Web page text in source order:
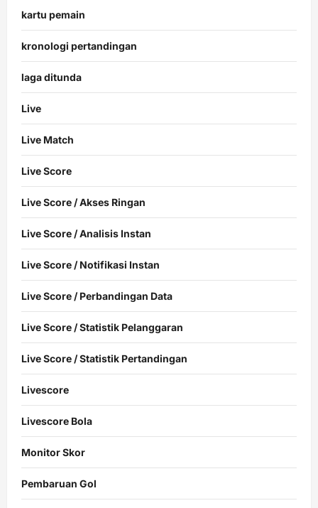
kartu pemain
kronologi pertandingan
laga ditunda
Live
Live Match
Live Score
Live Score / Akses Ringan
Live Score / Analisis Instan
Live Score / Notifikasi Instan
Live Score / Perbandingan Data
Live Score / Statistik Pelanggaran
Live Score / Statistik Pertandingan
Livescore
Livescore Bola
Monitor Skor
Pembaruan Gol